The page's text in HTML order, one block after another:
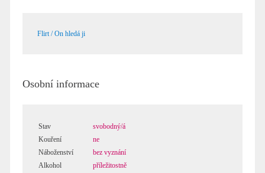
Flirt / On hledá ji
Osobní informace
Stav
svobodný/á
Kouření
ne
Náboženství
bez vyznání
Alkohol
příležitostně